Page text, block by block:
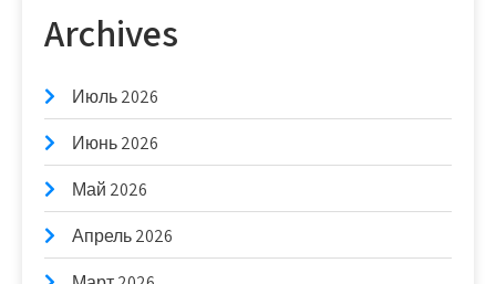
Archives
Июль 2026
Июнь 2026
Май 2026
Апрель 2026